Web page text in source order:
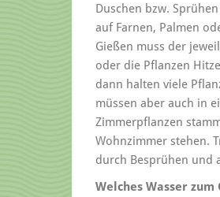
Duschen bzw.
auf Farnen, Palmen
Gießen muss der
oder die Pflanzen
dann halten viele
müssen aber auch in
Zimmerpflanzen
Wohnzimmer stehen.
durch Besprühen und
Welches Wasser zum